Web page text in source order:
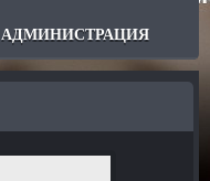
АДМИНИСТРАЦИЯ